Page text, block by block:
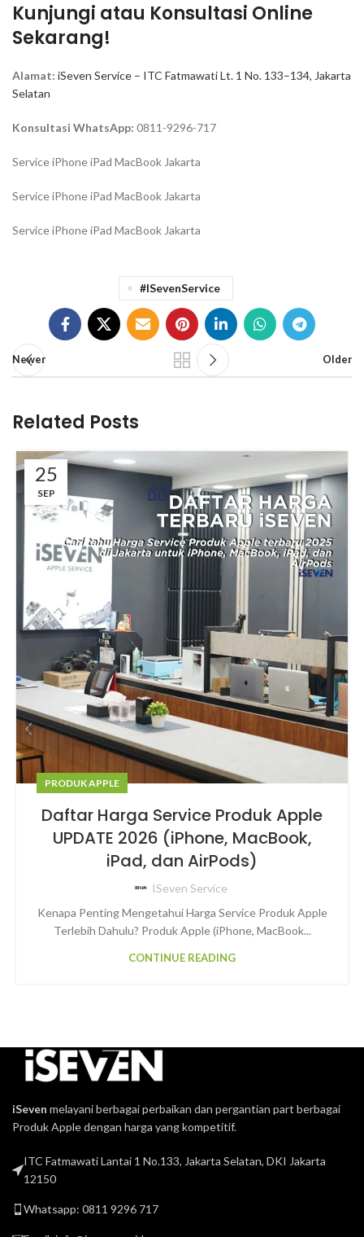
Kunjungi atau Konsultasi Online
Sekarang!
Alamat: iSeven Service – ITC Fatmawati Lt. 1 No. 133–134, Jakarta
Selatan
Konsultasi WhatsApp: 0811-9296-717
Service iPhone iPad MacBook Jakarta
Service iPhone iPad MacBook Jakarta
Service iPhone iPad MacBook Jakarta
#iSevenService
Newer Older
Related Posts
25
SEP
PRODUK APPLE
Daftar Harga Service Produk Apple
UPDATE 2026 (iPhone, MacBook,
iPad, dan AirPods)
ISeven Service
Kenapa Penting Mengetahui Harga Service Produk Apple
Terlebih Dahulu? Produk Apple (iPhone, MacBook...
CONTINUE READING
iSeven melayani berbagai perbaikan dan pergantian part berbagai
Produk Apple dengan harga yang kompetitif.
ITC Fatmawati Lantai 1 No.133, Jakarta Selatan, DKI Jakarta
12150
Whatsapp: 0811 9296 717